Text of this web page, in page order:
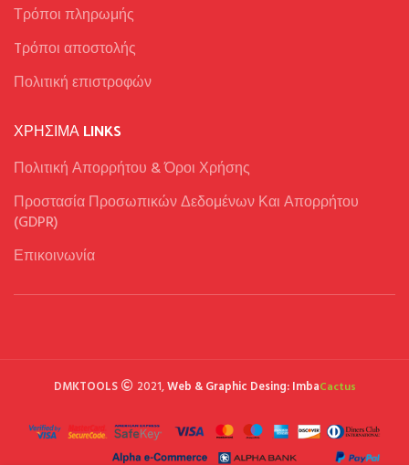
Τρόποι πληρωμής
Tρόποι αποστολής
Πολιτική επιστροφών
ΧΡΉΣΙΜΑ LINKS
Πολιτική Απορρήτου & Όροι Χρήσης
Προστασία Προσωπικών Δεδομένων Και Απορρήτου
(GDPR)
Επικοινωνία
DMKTOOLS 2021,Web & Graphic Desing: ImbaCactus